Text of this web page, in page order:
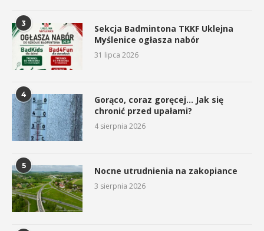
3
Sekcja Badmintona TKKF Uklejna
Myślenice ogłasza nabór
31 lipca 2026
4
Gorąco, coraz goręcej… Jak się
chronić przed upałami?
4 sierpnia 2026
5 Nocne utrudnienia na zakopiance
3 sierpnia 2026